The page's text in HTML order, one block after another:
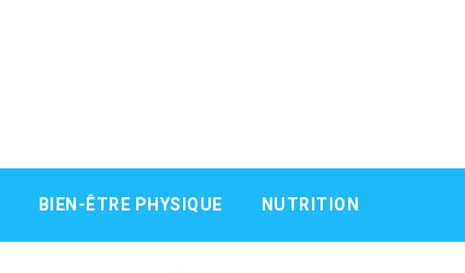
BIEN-ÊTRE PHYSIQUE NUTRITION